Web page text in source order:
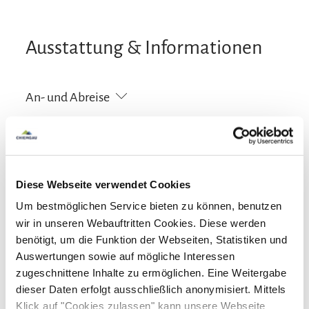
Diese Webseite verwendet Cookies
Um bestmöglichen Service bieten zu können, benutzen
wir in unseren Webauftritten Cookies. Diese werden
benötigt, um die Funktion der Webseiten, Statistiken und
Auswertungen sowie auf mögliche Interessen
zugeschnittene Inhalte zu ermöglichen. Eine Weitergabe
dieser Daten erfolgt ausschließlich anonymisiert. Mittels
Klick auf "Cookies zulassen" kann unsere Webseite
Ausstattung & Informationen
An- und Abreise
Abreise: 06:00 - 10:00
kostenloser Parkplatz
Abholung vom Bahnhof
Parkplatz am Haus
Zahlungsoptionen vor Ort
Ausschließlich Barzahlung
Aktivitäten
Radfahren Tischtennis Wandern
Richtlinien